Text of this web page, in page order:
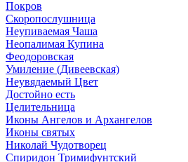
Покров
Скоропослушница
Неупиваемая Чаша
Неопалимая Купина
Феодоровская
Умиление (Дивеевская)
Неувядаемый Цвет
Достойно есть
Целительница
Иконы Ангелов и Архангелов
Иконы святых
Николай Чудотворец
Спиридон Тримифунтский